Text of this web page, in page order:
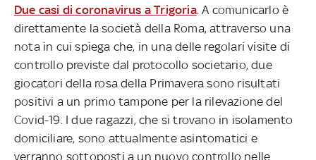
Due casi di coronavirus a Trigoria. A comunicarlo è
direttamente la società della Roma, attraverso una
nota in cui spiega che, in una delle regolari visite di
controllo previste dal protocollo societario, due
giocatori della rosa della Primavera sono risultati
positivi a un primo tampone per la rilevazione del
Covid-19. I due ragazzi, che si trovano in isolamento
domiciliare, sono attualmente asintomatici e
verranno sottoposti a un nuovo controllo nelle